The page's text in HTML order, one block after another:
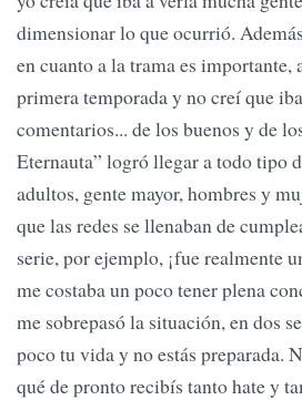
dimensionar lo que ocurrió.
en cuanto a la trama es importante,
primera temporada y no creí que
comentarios... de los buenos y de
Eternauta” logró llegar a todo tipo
adultos, gente mayor, hombres y
que las redes se llenaban de
serie, por ejemplo, ¡fue realmente
me costaba un poco tener plena
me sobrepasó la situación, en dos
poco tu vida y no estás preparada.
qué de pronto recibís tanto hate y